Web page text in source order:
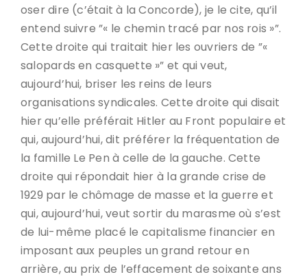
oser dire (c’était à la Concorde), je le cite, qu’il
entend suivre ”« le chemin tracé par nos rois »”.
Cette droite qui traitait hier les ouvriers de ”«
salopards en casquette »” et qui veut,
aujourd’hui, briser les reins de leurs
organisations syndicales. Cette droite qui disait
hier qu’elle préférait Hitler au Front populaire et
qui, aujourd’hui, dit préférer la fréquentation de
la famille Le Pen à celle de la gauche. Cette
droite qui répondait hier à la grande crise de
1929 par le chômage de masse et la guerre et
qui, aujourd’hui, veut sortir du marasme où s’est
de lui-même placé le capitalisme financier en
imposant aux peuples un grand retour en
arrière, au prix de l’effacement de soixante ans